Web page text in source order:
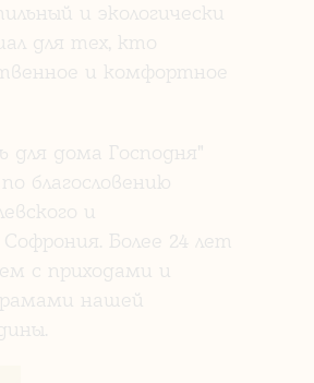
и экологически
для тех, кто
и комфортное
для дома Господня"
благословению
и
Более 24 лет
с приходами и
нашей